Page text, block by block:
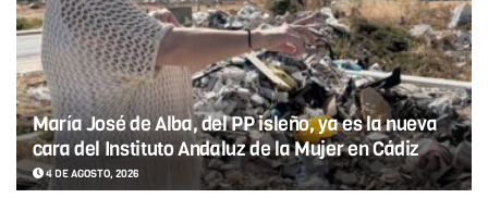
María José de Alba, del PP isleño, ya es la nueva
cara del Instituto Andaluz de la Mujer en Cádiz
4 DE AGOSTO, 2026